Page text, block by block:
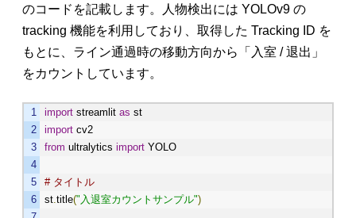
のコードを記載します。人物検出には YOLOv9 の
tracking 機能を利用しており、取得した Tracking ID を
もとに、ライン通過時の移動方向から「入室 / 退出」
をカウントしています。
import streamlitas st
import cv2
from ultralyticsimport YOLO
# タイトル
st.title("入退室カウントサンプル")